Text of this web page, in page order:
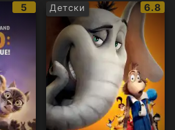
IMDb
рейтинг:
5 Детски
IMDb
6.8